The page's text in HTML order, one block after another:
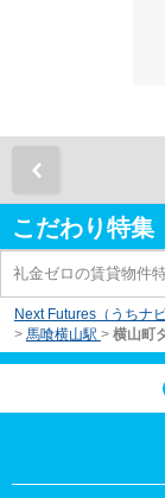
こだわり特集
礼金ゼロの賃貸物件
Next Futures（うちナビ
> 馬喰横山駅 > 横山町